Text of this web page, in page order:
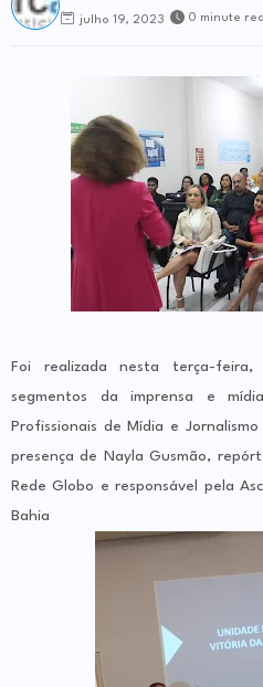
julho 19, 2023 0 minute
Foi realizada nesta terça-
segmentos da imprensa e
Profissionais de Mídia e
presença de Nayla Gusmão,
Rede Globo e responsável pela
Bahia